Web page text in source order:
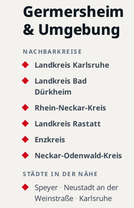
Germersheim
& Umgebung
NACHBARKREISE
Landkreis Karlsruhe
Landkreis Bad
Dürkheim
Rhein-Neckar-Kreis
Landkreis Rastatt
Enzkreis
Neckar-Odenwald-Kreis
STÄDTE IN DER NÄHE
Speyer · Neustadt an der
Weinstraße · Karlsruhe